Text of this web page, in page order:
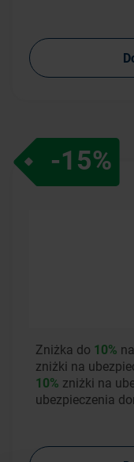
-15%
Zniżka do 10%
zniżki na
10% zniżki na
ubezpieczenia